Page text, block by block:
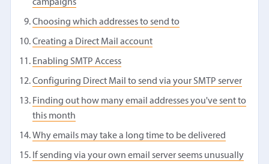
campaigns
Choosing which addresses to send to
Creating a Direct Mail account
Enabling SMTP Access
Configuring Direct Mail to send via your SMTP server
Finding out how many email addresses you've sent to
this month
Why emails may take a long time to be delivered
If sending via your own email server seems unusually